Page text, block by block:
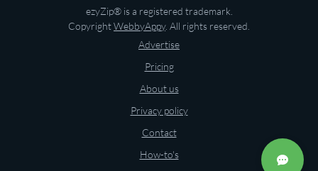
ezyZip® is a registered trademark.
CopyrightWebbyAppy. All rights reserved.
Advertise
Pricing
About us
Privacy policy
Contact
How-to's